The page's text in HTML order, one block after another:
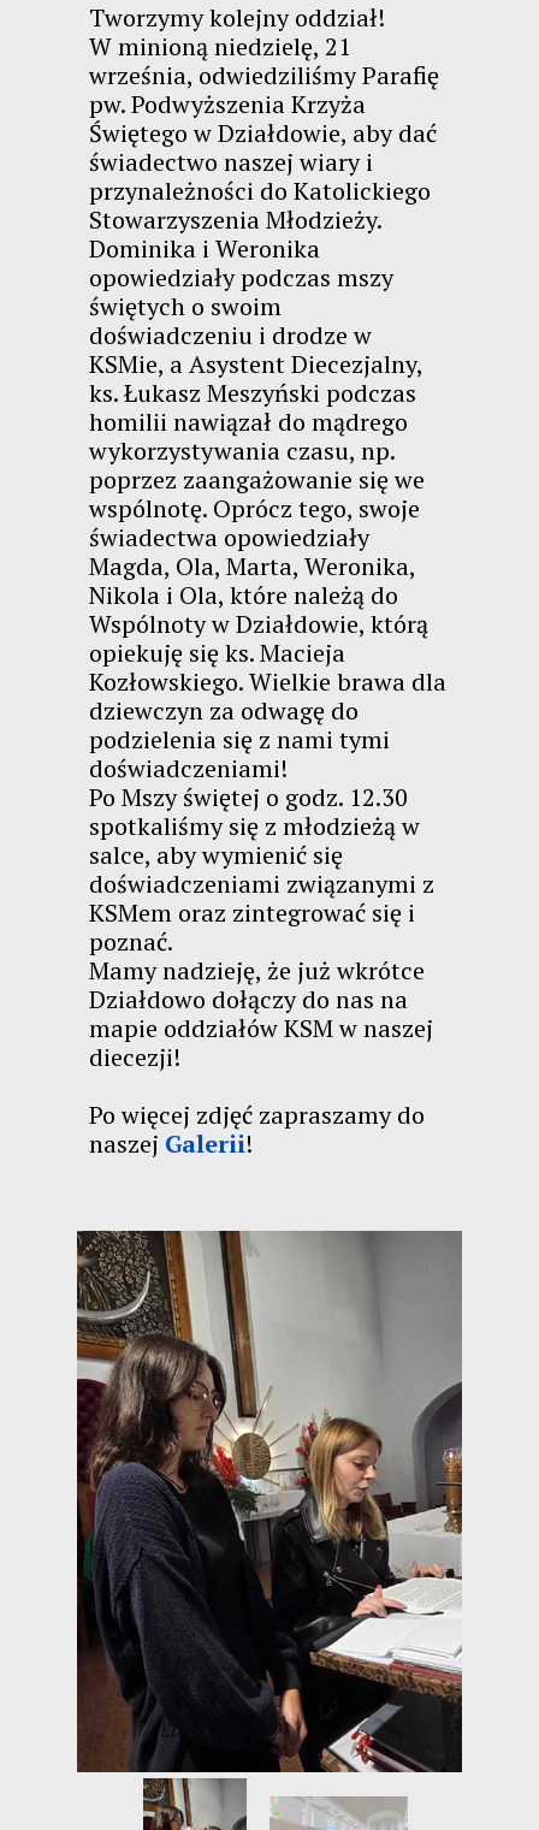
Tworzymy kolejny oddział!
W minioną niedzielę, 21
września, odwiedziliśmy Parafię
pw. Podwyższenia Krzyża
Świętego w Działdowie, aby dać
świadectwo naszej wiary i
przynależności do Katolickiego
Stowarzyszenia Młodzieży.
Dominika i Weronika
opowiedziały podczas mszy
świętych o swoim
doświadczeniu i drodze w
KSMie, a Asystent Diecezjalny,
ks. Łukasz Meszyński podczas
homilii nawiązał do mądrego
wykorzystywania czasu, np.
poprzez zaangażowanie się we
wspólnotę. Oprócz tego, swoje
świadectwa opowiedziały
Magda, Ola, Marta, Weronika,
Nikola i Ola, które należą do
Wspólnoty w Działdowie, którą
opiekuję się ks. Macieja
Kozłowskiego. Wielkie brawa dla
dziewczyn za odwagę do
podzielenia się z nami tymi
doświadczeniami!
Po Mszy świętej o godz. 12.30
spotkaliśmy się z młodzieżą w
salce, aby wymienić się
doświadczeniami związanymi z
KSMem oraz zintegrować się i
poznać.
Mamy nadzieję, że już wkrótce
Działdowo dołączy do nas na
mapie oddziałów KSM w naszej
diecezji!
Po więcej zdjęć zapraszamy do
naszej Galerii!